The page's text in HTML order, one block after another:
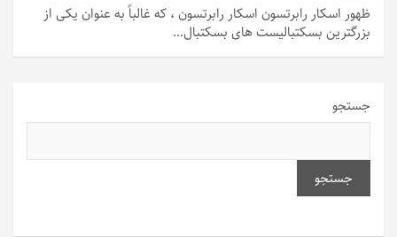
ظهور اسکار رابرتسون اسکار رابرتسون ، که غالباً به عنوان یکی از
بزرگترین بسکتبالیست های بسکتبال…
جستجو
جستجو